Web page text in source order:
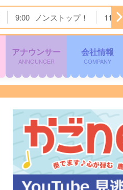
9:00 ノンストップ！ 11:24
アナウンサー
ANNOUNCER
会社情報
COMPANY